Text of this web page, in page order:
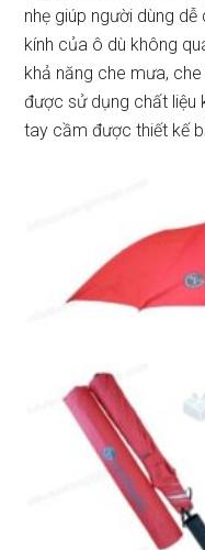
nhẹ giúp người dùng
kính của ô dù không
khả năng che mưa,
được sử dụng chất liệu
tay cầm được thiết kế